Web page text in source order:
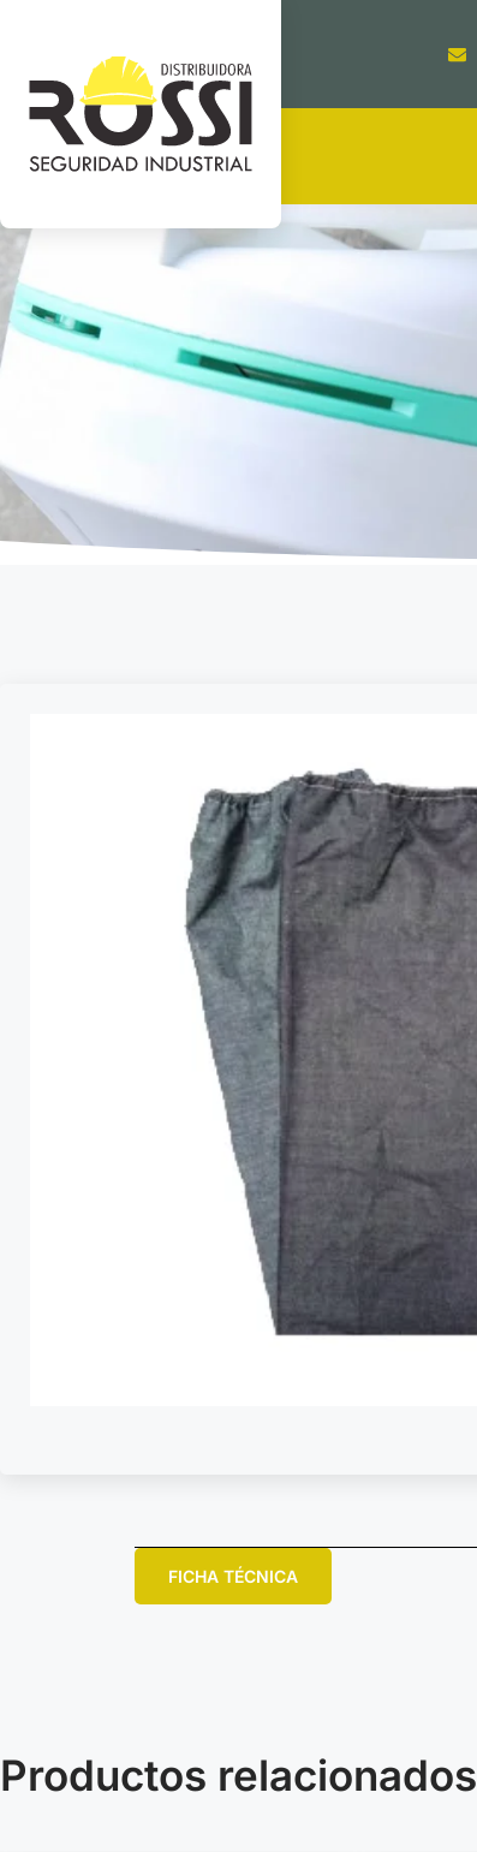
FICHA TÉCNICA
Productos relacionados